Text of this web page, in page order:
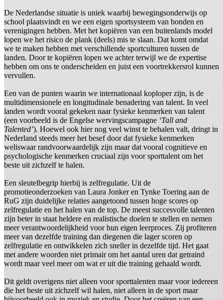
De Nederlandse situatie is uniek waarbij bewegingsonderwijs op
school plaatsvindt en we een eigen sportsysteem van bonden en
verenigingen hebben. Met het kopiëren van een buitenlands model
lopen we het risico de plank (deels) mis te slaan. Dat komt omdat
we te maken hebben met verschillende sportculturen tussen de
landen. Door te kopiëren lopen we achter terwijl we de expertise
hebben om ons te onderscheiden en juist een voortrekkersrol kunnen
vervullen.
Een van de punten waarin we internationaal koploper zijn, is de
multidimensionele en longitudinale benadering van talent. In veel
landen wordt vooral gekeken naar fysieke kenmerken van talent
(een voorbeeld is de Engelse wervingscampagne ‘Tall and
Talented’). Hoewel ook hier nog veel winst te behalen valt, dringt in
Nederland steeds meer het besef door dat fysieke kenmerken
weliswaar randvoorwaardelijk zijn maar dat vooral cognitieve en
psychologische kenmerken cruciaal zijn voor sporttalent om het
beste uit zichzelf te halen.
Een sleutelbegrip hierbij is zelfregulatie. Uit de
promotieonderzoeken van Laura Jonker en Tynke Toering aan de
RuG zijn duidelijke relaties aangetoond tussen hoge scores op
zelfregulatie en het halen van de top. De meest succesvolle talenten
zijn beter in staat heldere en realistische doelen te stellen en nemen
meer verantwoordelijkheid voor hun eigen leerproces. Zij profiteren
meer van dezelfde training dan diegenen die lager scoren op
zelfregulatie en ontwikkelen zich sneller in dezelfde tijd. Het gaat
met andere woorden niet primair om het aantal uren dat getraind
wordt maar veel meer om wat er uit die training gehaald wordt.
Dit geldt overigens niet alleen voor sporttalenten maar voor iedereen
die het beste uit zichzelf wil halen, niet alleen in de sport maar